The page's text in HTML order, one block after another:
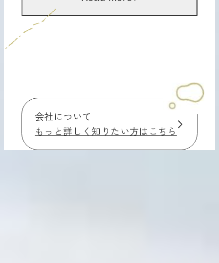
従業員
今まで、何かモヤモヤ
話をするなかで、かな
会社について
もっと詳しく知りたい方はこちら